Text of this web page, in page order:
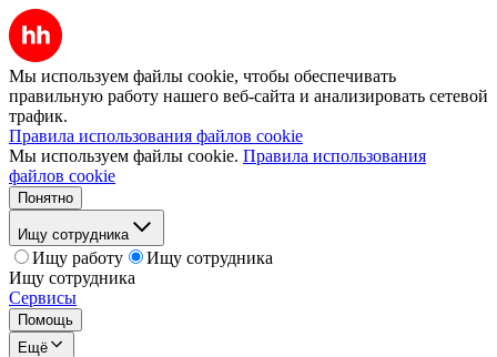
Мы используем файлы cookie, чтобы обеспечивать
правильную работу нашего веб-сайта и анализировать сетевой
трафик.
Правила использования файлов cookie
Мы используем файлы cookie. Правила использования
файлов cookie
Понятно
Ищу сотрудника
Ищу работу
Ищу сотрудника
Ищу сотрудника
Сервисы
Помощь
Ещё